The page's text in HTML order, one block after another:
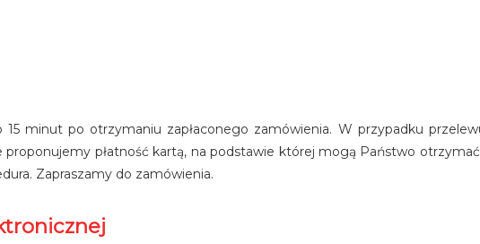
minut po otrzymaniu zapłaconego zamówienia. W przypadku
płatność kartą, na podstawie której mogą Państwo
Zapraszamy do zamówienia.